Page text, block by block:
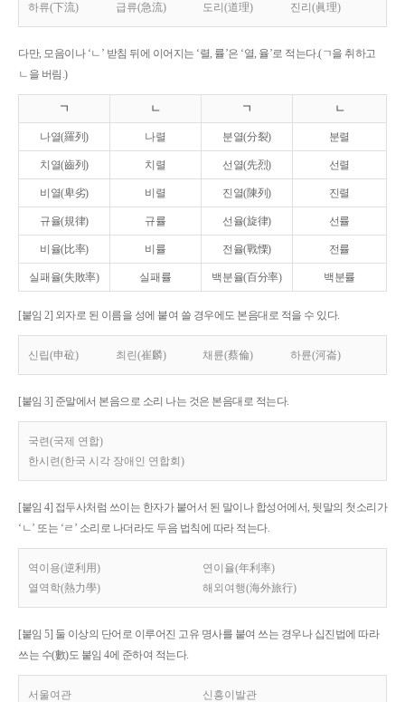
하류(下流)
급류(急流) 도리(道理) 진리(眞理)
다만, 모음이나 ‘ㄴ’ 받침 뒤에 이어지는 ‘렬, 률’은 ‘열, 율’로 적는다.(ㄱ을 취하고
ㄴ을 버림.)
ㄱ ㄴ ㄱ ㄴ
나열(羅列) 나렬 분열(分裂) 분렬
치열(齒列) 치렬 선열(先烈) 선렬
비열(卑劣) 비렬 진열(陳列) 진렬
규율(規律) 규률 선율(旋律) 선률
비율(比率) 비률 전율(戰慄) 전률
실패율(失敗率) 실패률 백분율(百分率) 백분률
[붙임 2] 외자로 된 이름을 성에 붙여 쓸 경우에도 본음대로 적을 수 있다.
신립(申砬) 최린(崔麟) 채륜(蔡倫) 하륜(河崙)
[붙임 3] 준말에서 본음으로 소리 나는 것은 본음대로 적는다.
국련(국제 연합)
한시련(한국 시각 장애인 연합회)
[붙임 4] 접두사처럼 쓰이는 한자가 붙어서 된 말이나 합성어에서, 뒷말의 첫소리가
‘ㄴ’ 또는 ‘ㄹ’ 소리로 나더라도 두음 법칙에 따라 적는다.
역이용(逆利用)
연이율(年利率)
열역학(熱力學)
해외여행(海外旅行)
[붙임 5] 둘 이상의 단어로 이루어진 고유 명사를 붙여 쓰는 경우나 십진법에 따라
쓰는 수(數)도 붙임 4에 준하여 적는다.
서울여관 신흥이발관